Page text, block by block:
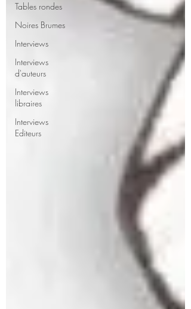
Tables rondes
Noires Brumes
Interviews
Interviews
d'auteurs
Interviews
libraires
Interviews
Editeurs